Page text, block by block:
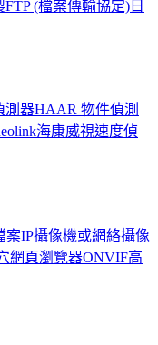
FTP (檔案傳輸協定) 日
測器HAAR 物件偵測
海康威視速度偵
案IP攝像機或網絡攝像
網頁瀏覽器ONVIF高